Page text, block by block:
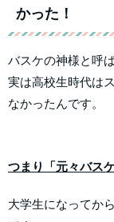
かった！
バスケの神様と呼
実は高校生時代は
なかったんです。
つまり「元々バス
大学生になってか